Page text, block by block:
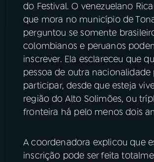
TikTok
do Festival. O venezuelano
que mora no município de
perguntou se somente
colombianos e peruanos
inscrever. Ela esclareceu que
pessoa de outra nacionalidade
participar, desde que esteja
região do Alto Solimões, ou
fronteira há pelo menos dois
A coordenadora explicou que
inscrição pode ser feita